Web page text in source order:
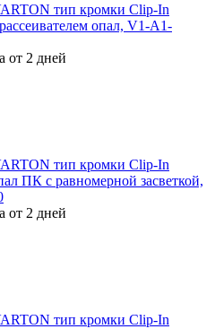
тип кромки Clip-In
опал, V1-A1-
от 2 дней
тип кромки Clip-In
ПК с равномерной засветкой,
от 2 дней
тип кромки Clip-In